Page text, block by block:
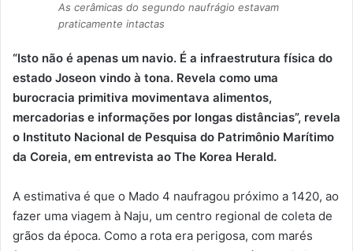
As cerâmicas do segundo naufrágio estavam
praticamente intactas
“Isto não é apenas um navio. É a infraestrutura física do
estado Joseon vindo à tona. Revela como uma
burocracia primitiva movimentava alimentos,
mercadorias e informações por longas distâncias”, revela
o Instituto Nacional de Pesquisa do Patrimônio Marítimo
da Coreia, em entrevista ao The Korea Herald.
A estimativa é que o Mado 4 naufragou próximo a 1420, ao
fazer uma viagem à Naju, um centro regional de coleta de
grãos da época. Como a rota era perigosa, com marés